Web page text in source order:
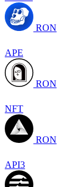
RON
APE
RON
NFT
RON
API3